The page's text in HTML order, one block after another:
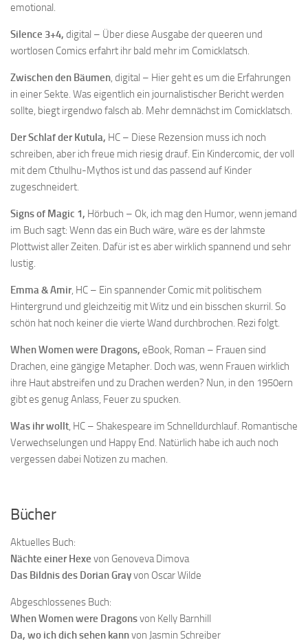
emotional.
Silence 3+4, digital – Über diese Ausgabe der queeren und
wortlosen Comics erfahrt ihr bald mehr im Comicklatsch.
Zwischen den Bäumen, digital – Hier geht es um die Erfahrungen
in einer Sekte. Was eigentlich ein journalistischer Bericht werden
sollte, biegt irgendwo falsch ab. Mehr demnächst im Comicklatsch.
Der Schlaf der Kutula, HC – Diese Rezension muss ich noch
schreiben, aber ich freue mich riesig drauf. Ein Kindercomic, der voll
mit dem Cthulhu-Mythos ist und das passend auf Kinder
zugeschneidert.
Signs of Magic 1, Hörbuch – Ok, ich mag den Humor, wenn jemand
im Buch sagt: Wenn das ein Buch wäre, wäre es der lahmste
Plottwist aller Zeiten. Dafür ist es aber wirklich spannend und sehr
lustig.
Emma & Amir, HC – Ein spannender Comic mit politischem
Hintergrund und gleichzeitig mit Witz und ein bisschen skurril. So
schön hat noch keiner die vierte Wand durchbrochen. Rezi folgt.
When Women were Dragons, eBook, Roman – Frauen sind
Drachen, eine gängige Metapher. Doch was, wenn Frauen wirklich
ihre Haut abstreifen und zu Drachen werden? Nun, in den 1950ern
gibt es genug Anlass, Feuer zu spucken.
Was ihr wollt, HC – Shakespeare im Schnelldurchlauf. Romantische
Verwechselungen und Happy End. Natürlich habe ich auch noch
vergessen dabei Notizen zu machen.
Bücher
Aktuelles Buch:
Nächte einer Hexe von Genoveva Dimova
Das Bildnis des Dorian Grayvon Oscar Wilde
Abgeschlossenes Buch:
When Women were Dragonsvon Kelly Barnhill
Da, wo ich dich sehen kannvon Jasmin Schreiber